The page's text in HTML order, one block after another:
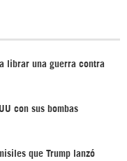
librar una guerra contra
con sus bombas
que Trump lanzó